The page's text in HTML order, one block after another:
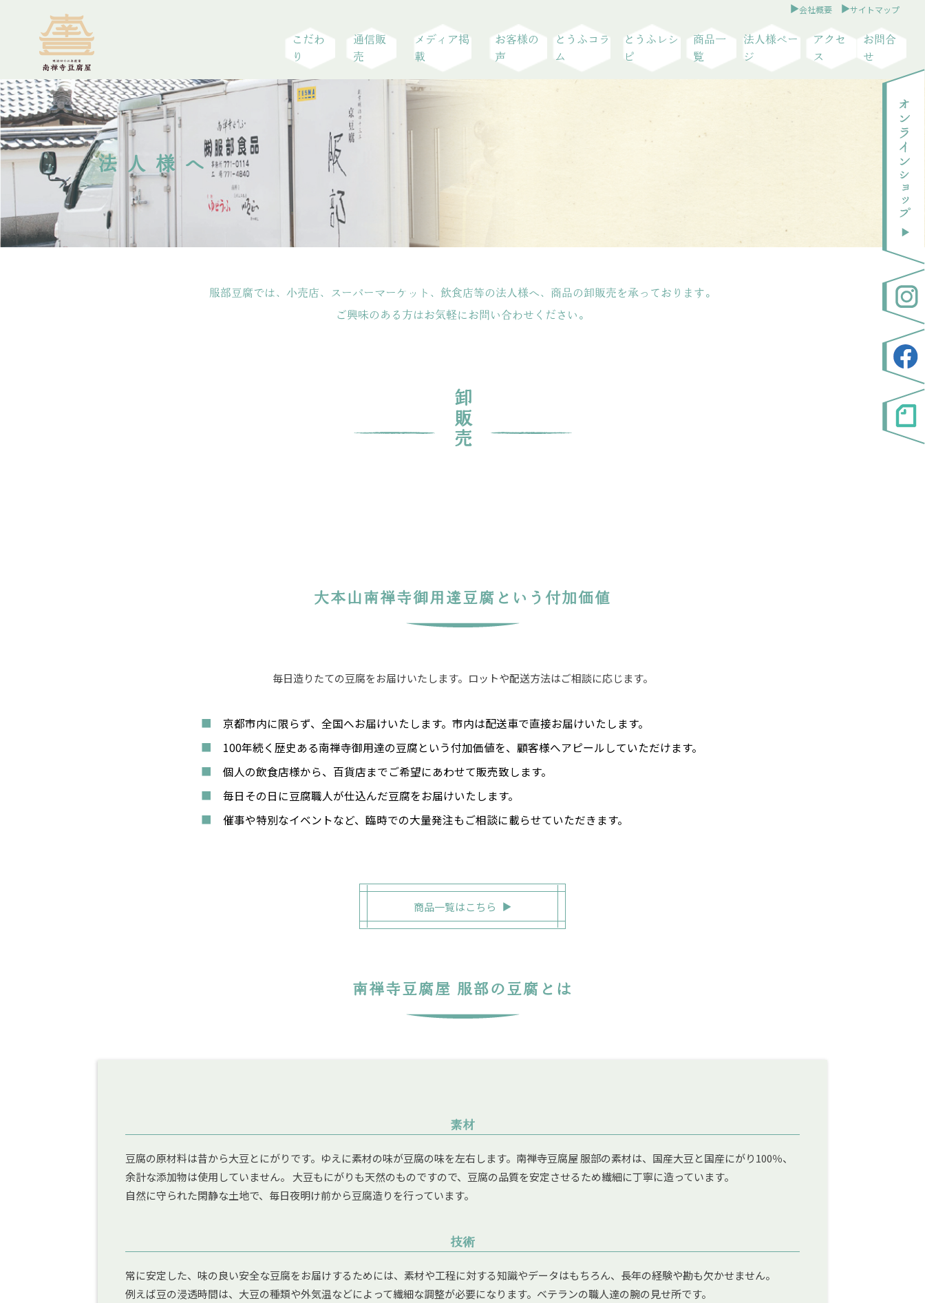
会社概要 サイトマップ
こだわ
り
通信販
売
メディア掲
載
お客様の
声
とうふコラ
ム
とうふレシ
ピ
商品一
覧
法人様ペー
ジ
アクセ
ス
お問合
せ
法人様へ
服部豆腐では、小売店、スーパーマーケット、飲食店等の法人様へ、商品の卸販売を承っております。
ご興味のある方はお気軽にお問い合わせください。
卸販売
大本山南禅寺御用達豆腐という付加価値
毎日造りたての豆腐をお届けいたします。ロットや配送方法はご相談に応じます。
京都市内に限らず、全国へお届けいたします。市内は配送車で直接お届けいたします。
100年続く歴史ある南禅寺御用達の豆腐という付加価値を、顧客様へアピールしていただけます。
個人の飲食店様から、百貨店までご希望にあわせて販売致します。
毎日その日に豆腐職人が仕込んだ豆腐をお届けいたします。
催事や特別なイベントなど、臨時での大量発注もご相談に載らせていただきます。
商品一覧はこちら
南禅寺豆腐屋 服部の豆腐とは
素材
豆腐の原材料は昔から大豆とにがりです。ゆえに素材の味が豆腐の味を左右します。南禅寺豆腐屋 服部の素材は、国産大豆と国産にがり100％、
余計な添加物は使用していません。 大豆もにがりも天然のものですので、豆腐の品質を安定させるため繊細に丁寧に造っています。
自然に守られた閑静な土地で、毎日夜明け前から豆腐造りを行っています。
技術
常に安定した、味の良い安全な豆腐をお届けするためには、素材や工程に対する知識やデータはもちろん、長年の経験や勘も欠かせません。
例えば豆の浸透時間は、大豆の種類や外気温などによって繊細な調整が必要になります。ベテランの職人達の腕の見せ所です。